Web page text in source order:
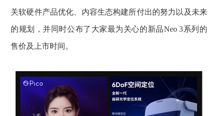
关软硬件产品优化、内容生态构建所付出的努力以及未来
的规划，并同时公布了大家最为关心的新品Neo 3系列的
售价及上市时间。